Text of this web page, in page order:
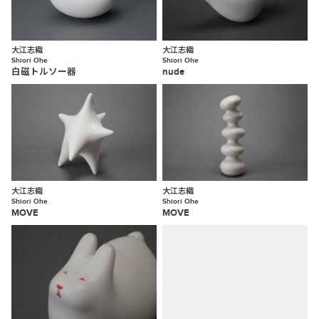
大江志織
Shiori Ohe
白磁トルソー器
大江志織
Shiori Ohe
nude
大江志織
Shiori Ohe
MOVE
大江志織
Shiori Ohe
MOVE